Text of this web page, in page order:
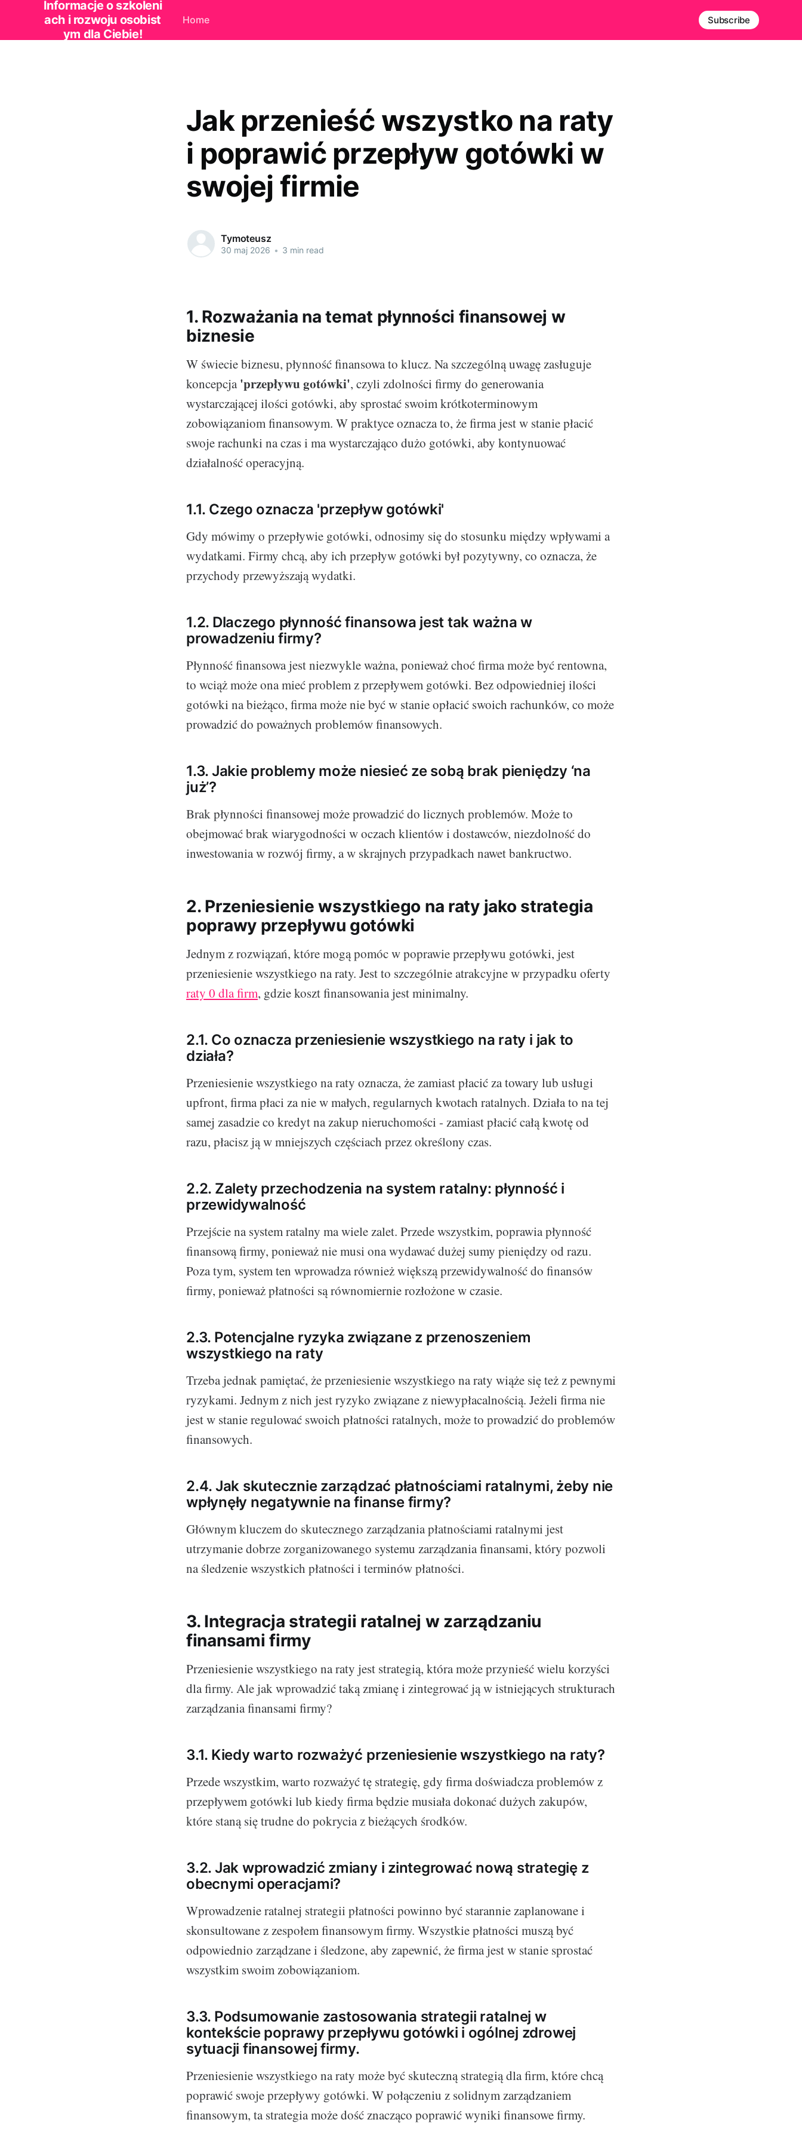
Informacje o szkoleni
ach i rozwoju osobist
ym dla Ciebie!
Home Subscribe
Jak przenieść wszystko na raty
i poprawić przepływ gotówki w
swojej firmie
Tymoteusz
30 maj 2026 • 3 min read
1. Rozważania na temat płynności finansowej w
biznesie
W świecie biznesu, płynność finansowa to klucz. Na szczególną uwagę zasługuje
koncepcja'przepływu gotówki', czyli zdolności firmy do generowania
wystarczającej ilości gotówki, aby sprostać swoim krótkoterminowym
zobowiązaniom finansowym. W praktyce oznacza to, że firma jest w stanie płacić
swoje rachunki na czas i ma wystarczająco dużo gotówki, aby kontynuować
działalność operacyjną.
1.1. Czego oznacza 'przepływ gotówki'
Gdy mówimy o przepływie gotówki, odnosimy się do stosunku między wpływami a
wydatkami. Firmy chcą, aby ich przepływ gotówki był pozytywny, co oznacza, że
przychody przewyższają wydatki.
1.2. Dlaczego płynność finansowa jest tak ważna w
prowadzeniu firmy?
Płynność finansowa jest niezwykle ważna, ponieważ choć firma może być rentowna,
to wciąż może ona mieć problem z przepływem gotówki. Bez odpowiedniej ilości
gotówki na bieżąco, firma może nie być w stanie opłacić swoich rachunków, co może
prowadzić do poważnych problemów finansowych.
1.3. Jakie problemy może niesieć ze sobą brak pieniędzy ‘na
już’?
Brak płynności finansowej może prowadzić do licznych problemów. Może to
obejmować brak wiarygodności w oczach klientów i dostawców, niezdolność do
inwestowania w rozwój firmy, a w skrajnych przypadkach nawet bankructwo.
2. Przeniesienie wszystkiego na raty jako strategia
poprawy przepływu gotówki
Jednym z rozwiązań, które mogą pomóc w poprawie przepływu gotówki, jest
przeniesienie wszystkiego na raty. Jest to szczególnie atrakcyjne w przypadku oferty
raty 0 dla firm, gdzie koszt finansowania jest minimalny.
2.1. Co oznacza przeniesienie wszystkiego na raty i jak to
działa?
Przeniesienie wszystkiego na raty oznacza, że zamiast płacić za towary lub usługi
upfront, firma płaci za nie w małych, regularnych kwotach ratalnych. Działa to na tej
samej zasadzie co kredyt na zakup nieruchomości - zamiast płacić całą kwotę od
razu, płacisz ją w mniejszych częściach przez określony czas.
2.2. Zalety przechodzenia na system ratalny: płynność i
przewidywalność
Przejście na system ratalny ma wiele zalet. Przede wszystkim, poprawia płynność
finansową firmy, ponieważ nie musi ona wydawać dużej sumy pieniędzy od razu.
Poza tym, system ten wprowadza również większą przewidywalność do finansów
firmy, ponieważ płatności są równomiernie rozłożone w czasie.
2.3. Potencjalne ryzyka związane z przenoszeniem
wszystkiego na raty
Trzeba jednak pamiętać, że przeniesienie wszystkiego na raty wiąże się też z pewnymi
ryzykami. Jednym z nich jest ryzyko związane z niewypłacalnością. Jeżeli firma nie
jest w stanie regulować swoich płatności ratalnych, może to prowadzić do problemów
finansowych.
2.4. Jak skutecznie zarządzać płatnościami ratalnymi, żeby nie
wpłynęły negatywnie na finanse firmy?
Głównym kluczem do skutecznego zarządzania płatnościami ratalnymi jest
utrzymanie dobrze zorganizowanego systemu zarządzania finansami, który pozwoli
na śledzenie wszystkich płatności i terminów płatności.
3. Integracja strategii ratalnej w zarządzaniu
finansami firmy
Przeniesienie wszystkiego na raty jest strategią, która może przynieść wielu korzyści
dla firmy. Ale jak wprowadzić taką zmianę i zintegrować ją w istniejących strukturach
zarządzania finansami firmy?
3.1. Kiedy warto rozważyć przeniesienie wszystkiego na raty?
Przede wszystkim, warto rozważyć tę strategię, gdy firma doświadcza problemów z
przepływem gotówki lub kiedy firma będzie musiała dokonać dużych zakupów,
które staną się trudne do pokrycia z bieżących środków.
3.2. Jak wprowadzić zmiany i zintegrować nową strategię z
obecnymi operacjami?
Wprowadzenie ratalnej strategii płatności powinno być starannie zaplanowane i
skonsultowane z zespołem finansowym firmy. Wszystkie płatności muszą być
odpowiednio zarządzane i śledzone, aby zapewnić, że firma jest w stanie sprostać
wszystkim swoim zobowiązaniom.
3.3. Podsumowanie zastosowania strategii ratalnej w
kontekście poprawy przepływu gotówki i ogólnej zdrowej
sytuacji finansowej firmy.
Przeniesienie wszystkiego na raty może być skuteczną strategią dla firm, które chcą
poprawić swoje przepływy gotówki. W połączeniu z solidnym zarządzaniem
finansowym, ta strategia może dość znacząco poprawić wyniki finansowe firmy.